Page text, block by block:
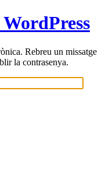
Rebreu un missatge
la contrasenya.